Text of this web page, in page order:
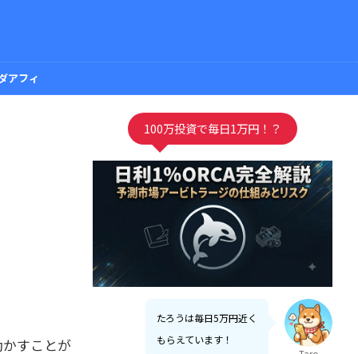
アフィ
すことが
100万投資で毎日1万円！？
たろうは毎日5万円近く
もらえています！